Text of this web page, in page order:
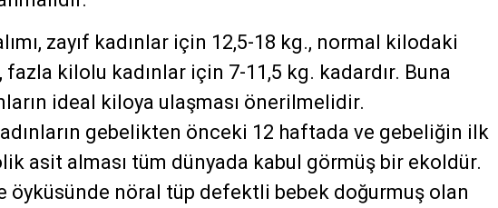
zayıf kadınlar için 12,5-18 kg., normal kilodaki
fazla kilolu kadınlar için 7-11,5 kg. kadardır. Buna
ideal kiloya ulaşması önerilmelidir.
gebelikten önceki 12 haftada ve gebeliğin ilk
asit alması tüm dünyada kabul görmüş bir ekoldür.
öyküsünde nöral tüp defektli bebek doğurmuş olan